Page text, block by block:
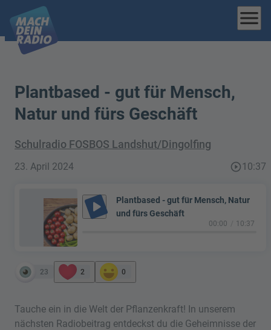
menu
Plantbased - gut für Mensch,
Natur und fürs Geschäft
Schulradio FOSBOS Landshut/Dingolfing
23. April 2024 play_circle_outline10:37
play_arrow
Plantbased - gut für Mensch, Natur
und fürs Geschäft
00:00 10:37
23 2 0
Tauche ein in die Welt der Pflanzenkraft! In unserem
nächsten Radiobeitrag entdeckst du die Geheimnisse der